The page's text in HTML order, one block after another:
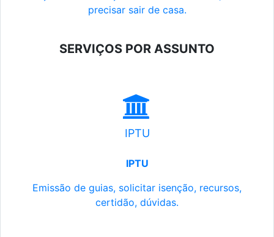
precisar sair de casa.
SERVIÇOS POR ASSUNTO
IPTU
IPTU
Emissão de guias, solicitar isenção, recursos,
certidão, dúvidas.